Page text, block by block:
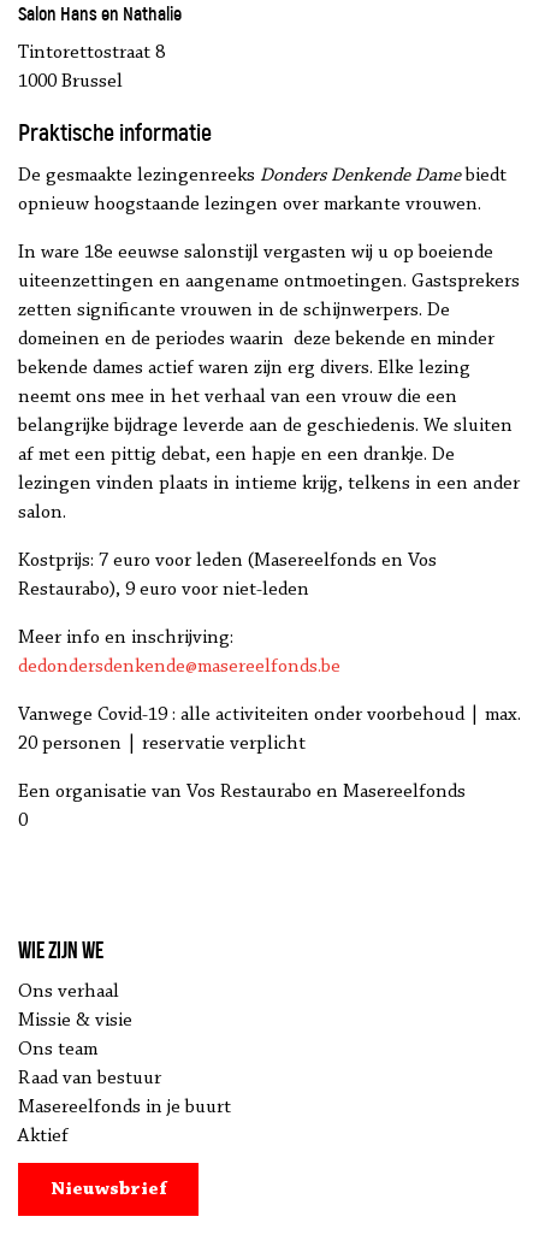
Salon Hans en Nathalie
Tintorettostraat 8
1000 Brussel
Praktische informatie
De gesmaakte lezingenreeks Donders Denkende Damebiedt
opnieuw hoogstaande lezingen over markante vrouwen.
In ware 18e eeuwse salonstijl vergasten wij u op boeiende
uiteenzettingen en aangename ontmoetingen. Gastsprekers
zetten significante vrouwen in de schijnwerpers. De
domeinen en de periodes waarin deze bekende en minder
bekende dames actief waren zijn erg divers. Elke lezing
neemt ons mee in het verhaal van een vrouw die een
belangrijke bijdrage leverde aan de geschiedenis. We sluiten
af met een pittig debat, een hapje en een drankje. De
lezingen vinden plaats in intieme krijg, telkens in een ander
salon.
Kostprijs: 7 euro voor leden (Masereelfonds en Vos
Restaurabo), 9 euro voor niet-leden
Meer info en inschrijving:
dedondersdenkende@masereelfonds.be
Vanwege Covid-19 : alle activiteiten onder voorbehoud | max.
20 personen | reservatie verplicht
Een organisatie van Vos Restaurabo en Masereelfonds
0
Wie zijn we
Ons verhaal
Missie & visie
Ons team
Raad van bestuur
Masereelfonds in je buurt
Aktief
Nieuwsbrief